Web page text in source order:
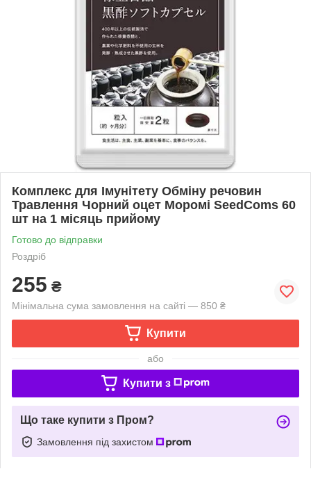
Комплекс для Імунітету Обміну речовин
Травлення Чорний оцет Моромі SeedComs 60
шт на 1 місяць прийому
Готово до відправки
Роздріб
255 ₴
Мінімальна сума замовлення на сайті — 850 ₴
Купити
або
Купити з
Що таке купити з Пром?
Замовлення під захистом